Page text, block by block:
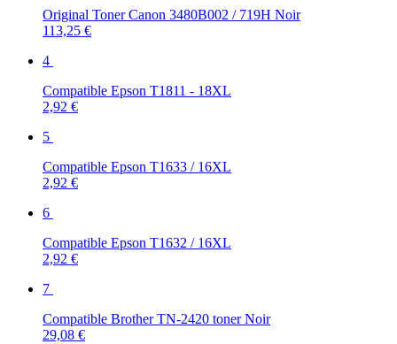
Original Toner Canon 3480B002 / 719H Noir
113,25 €
4
Compatible Epson T1811 - 18XL
2,92 €
5
Compatible Epson T1633 / 16XL
2,92 €
6
Compatible Epson T1632 / 16XL
2,92 €
7
Compatible Brother TN-2420 toner Noir
29,08 €